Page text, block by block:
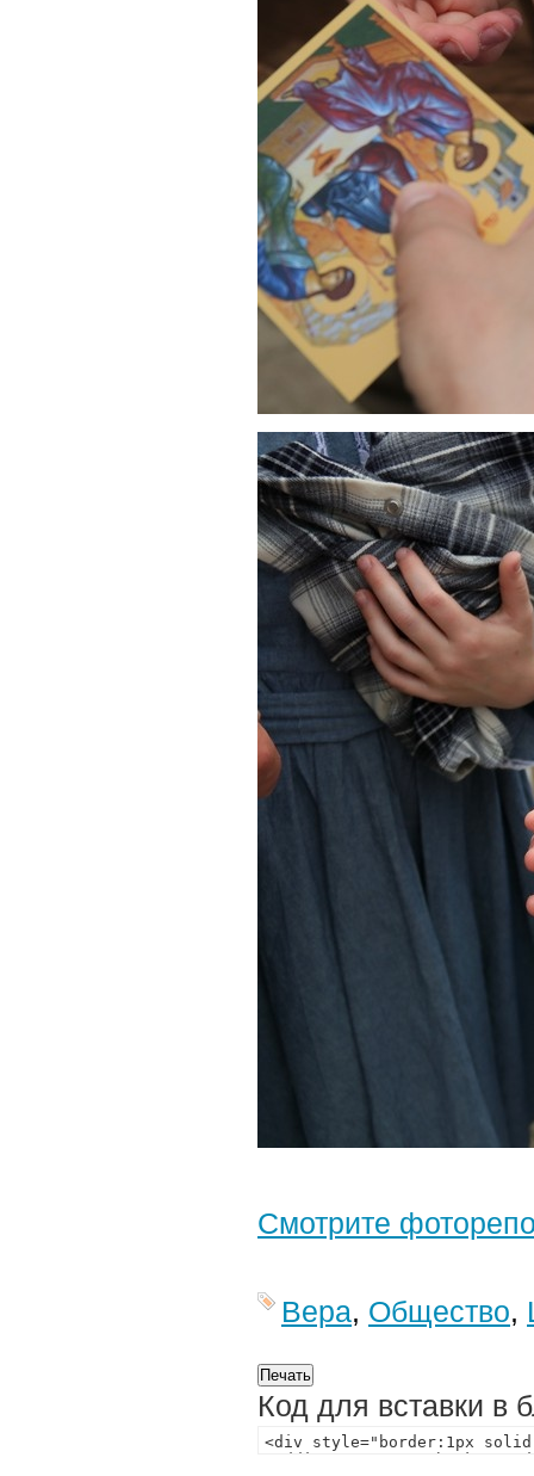
Смотрите
Вера, Общество,
Код для вставки в